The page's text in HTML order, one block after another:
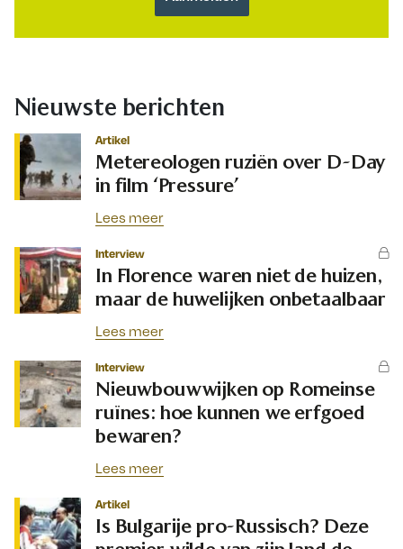
Nieuwste berichten
Artikel
Metereologen ruziën over D-Day
in film ‘Pressure’
Lees meer
Interview
In Florence waren niet de huizen,
maar de huwelijken onbetaalbaar
Lees meer
Interview
Nieuwbouwwijken op Romeinse
ruïnes: hoe kunnen we erfgoed
bewaren?
Lees meer
Artikel
Is Bulgarije pro-Russisch? Deze